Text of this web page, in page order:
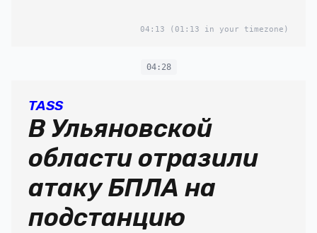
04:13 (01:13 in your timezone)
04:28
TASS
В Ульяновской
области отразили
атаку БПЛА на
подстанцию